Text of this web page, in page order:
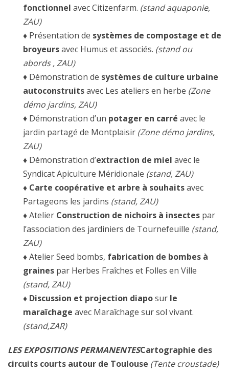
fonctionnel avec Citizenfarm. (stand aquaponie,
ZAU)
♦ Présentation de systèmes de compostage et de
broyeursavec Humus et associés. (stand ou
abords , ZAU)
♦ Démonstration de systèmes de culture urbaine
autoconstruitsavec Les ateliers en herbe (Zone
démo jardins, ZAU)
♦ Démonstration d’un potager en carré avec le
jardin partagé de Montplaisir (Zone démo jardins,
ZAU)
♦ Démonstration d’extraction de miel avec le
Syndicat Apiculture Méridionale (stand, ZAU)
♦ Carte coopérative et arbre à souhaitsavec
Partageons les jardins (stand, ZAU)
♦Atelier Construction de nichoirs à insectes par
l’association des jardiniers de Tournefeuille (stand,
ZAU)
♦Atelier Seed bombs, fabrication de bombes à
graines par Herbes Fraîches et Folles en Ville
(stand, ZAU)
♦ Discussion et projection diaposur le
maraîchage avec Maraîchage sur sol vivant.
(stand,ZAR)
LES EXPOSITIONS PERMANENTESCartographie des
circuits courts autour de Toulouse (Tente croustade)